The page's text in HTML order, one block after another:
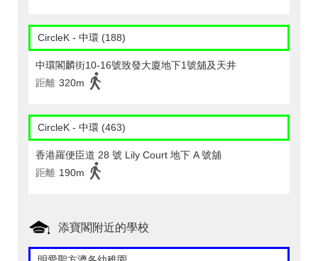
CircleK - 中環 (188)
中環閣麟街10-16號致發大廈地下1號舖及天井
距離 320m
CircleK - 中環 (463)
香港羅便臣道 28 號 Lily Court 地下 A 號舖
距離 190m
添寶閣附近的學校